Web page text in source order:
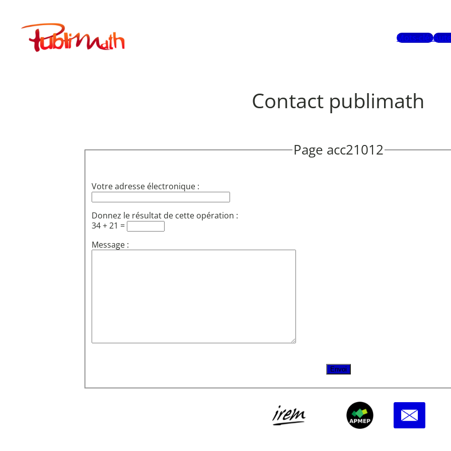
contenuPublimath
Mots-clés
Contact publimath
Page acc21012
Votre adresse électronique :
Donnez le résultat de cette opération :
34 + 21 =
Message :